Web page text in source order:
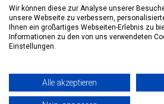
+
© Copyright 2026 eWine - Weinhandel und
Wir können diese zur Analyse unserer
unsere Webseite zu verbessern,
Ihnen ein großartiges Webseiten-Erlebnis zu
Informationen zu den von uns verwendeten
Einstellungen.
Alle akzeptieren